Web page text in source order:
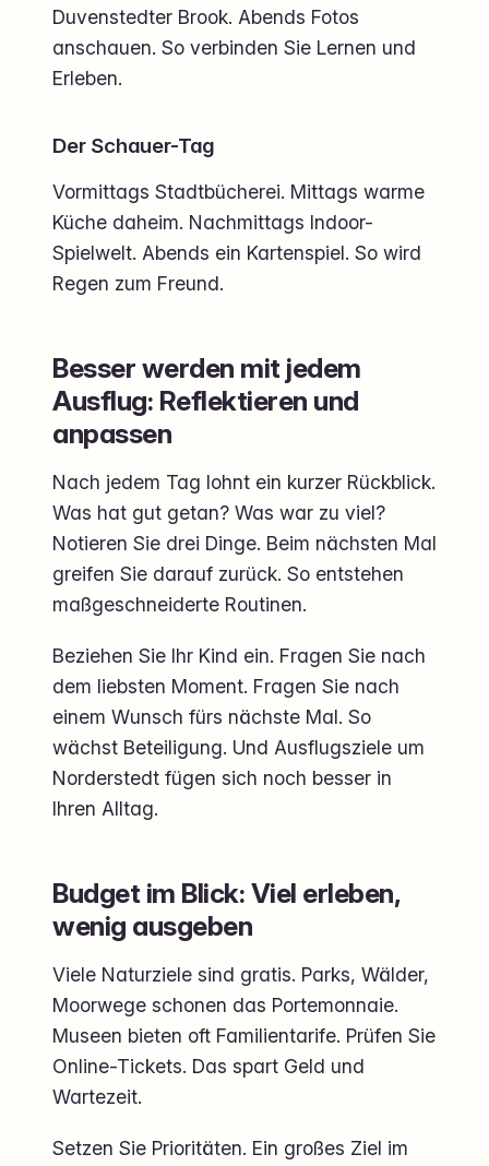
Duvenstedter Brook. Abends Fotos
anschauen. So verbinden Sie Lernen und
Erleben.
Der Schauer-Tag
Vormittags Stadtbücherei. Mittags warme
Küche daheim. Nachmittags Indoor-
Spielwelt. Abends ein Kartenspiel. So wird
Regen zum Freund.
Besser werden mit jedem
Ausflug: Reflektieren und
anpassen
Nach jedem Tag lohnt ein kurzer Rückblick.
Was hat gut getan? Was war zu viel?
Notieren Sie drei Dinge. Beim nächsten Mal
greifen Sie darauf zurück. So entstehen
maßgeschneiderte Routinen.
Beziehen Sie Ihr Kind ein. Fragen Sie nach
dem liebsten Moment. Fragen Sie nach
einem Wunsch fürs nächste Mal. So
wächst Beteiligung. Und Ausflugsziele um
Norderstedt fügen sich noch besser in
Ihren Alltag.
Budget im Blick: Viel erleben,
wenig ausgeben
Viele Naturziele sind gratis. Parks, Wälder,
Moorwege schonen das Portemonnaie.
Museen bieten oft Familientarife. Prüfen Sie
Online-Tickets. Das spart Geld und
Wartezeit.
Setzen Sie Prioritäten. Ein großes Ziel im